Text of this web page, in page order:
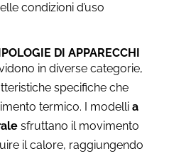
condizioni d’uso
DI APPARECCHI
in diverse categorie,
specifiche che
termico. I modelli a
sfruttano il movimento
il calore, raggiungendo